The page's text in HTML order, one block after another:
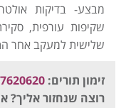
מבצע- בדיקות
שקיפות עורפית,
שלישית למעקב אחר
זימון תורים:
רוצה שנחזור אליך?